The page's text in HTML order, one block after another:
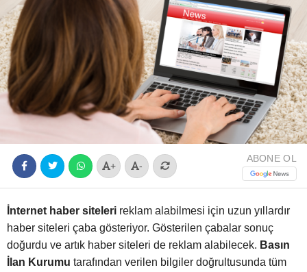
+ -
ABONE OL
İnternet haber siteleri reklam alabilmesi için uzun yıllardır
haber siteleri çaba gösteriyor. Gösterilen çabalar sonuç
doğurdu ve artık haber siteleri de reklam alabilecek. Basın
İlan Kurumu tarafından verilen bilgiler doğrultusunda tüm